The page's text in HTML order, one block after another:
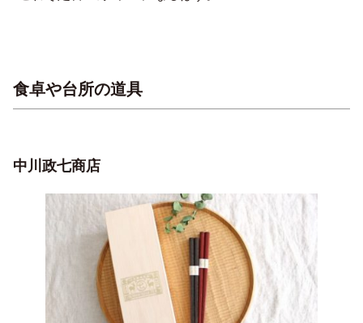
食卓や台所の道具
中川政七商店